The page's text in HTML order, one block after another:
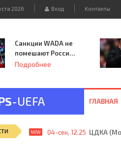
2026 Вход Контакты
Санкции WADA не
помешают России
принять
Подробнее
-UEFA ГЛАВНАЯ
NEW 04-сен, 12:25 ЦДКА